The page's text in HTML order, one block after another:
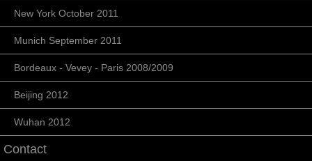
New York October 2011
Munich September 2011
Bordeaux - Vevey - Paris 2008/2009
Beijing 2012
Wuhan 2012
Contact